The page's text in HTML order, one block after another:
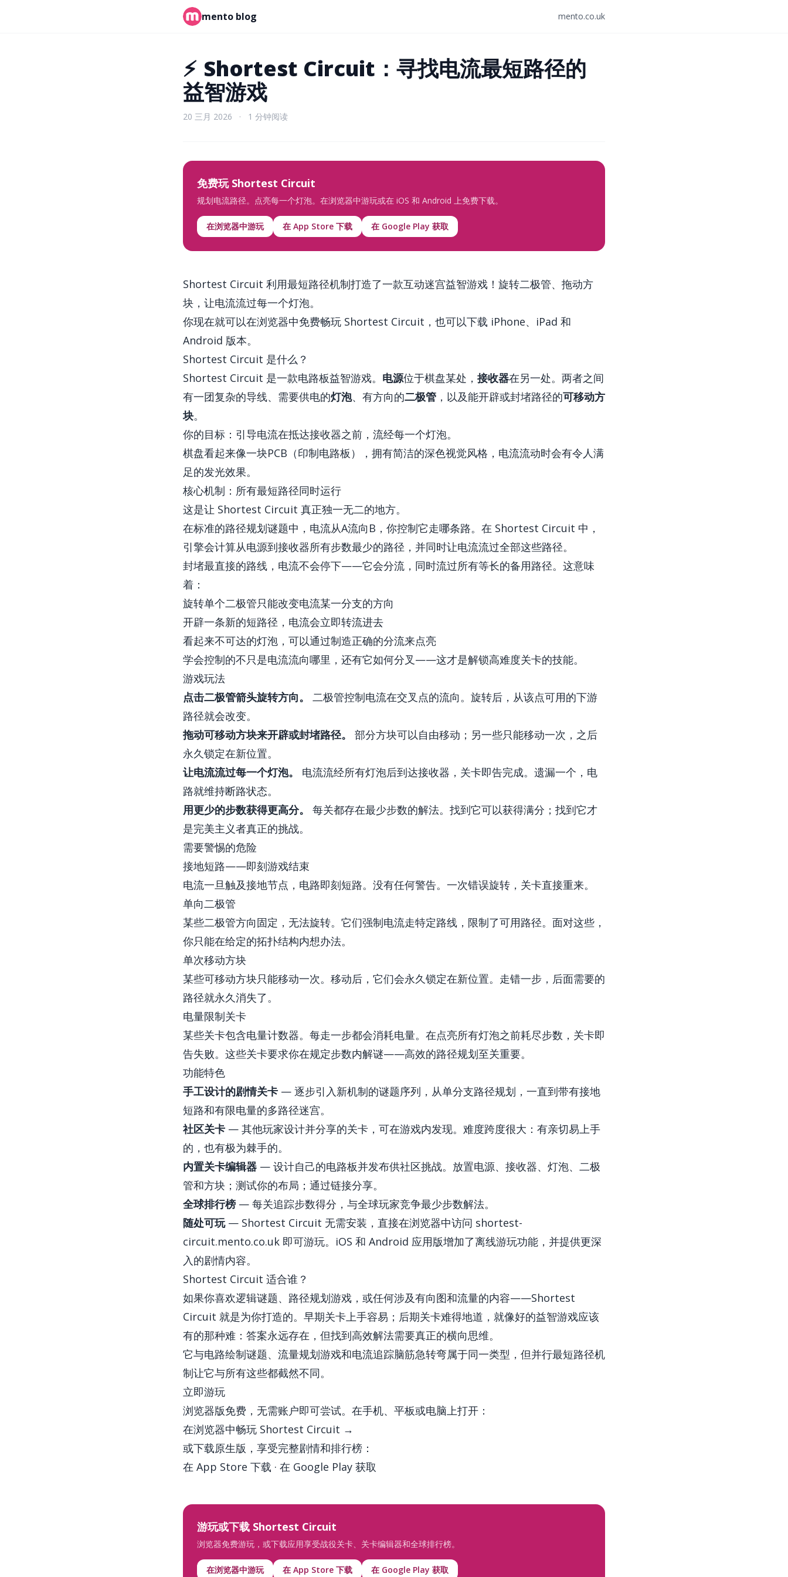
mento blog mento.co.uk
⚡ Shortest Circuit：寻找电流最短路径的
益智游戏
20 三月 2026 · 1 分钟阅读
免费玩 Shortest Circuit
规划电流路径。点亮每一个灯泡。在浏览器中游玩或在 iOS 和 Android 上免费下载。
在浏览器中游玩 在 App Store 下载 在 Google Play 获取
Shortest Circuit 利用最短路径机制打造了一款互动迷宫益智游戏！旋转二极管、拖动方
块，让电流流过每一个灯泡。
你现在就可以在浏览器中免费畅玩 Shortest Circuit ，也可以下载 iPhone、iPad 和
Android 版本。
Shortest Circuit 是什么？
Shortest Circuit 是一款电路板益智游戏。 电源位于棋盘某处， 接收器在另一处。两者之间
有一团复杂的导线、需要供电的灯泡、有方向的二极管 ，以及能开辟或封堵路径的可移动方
块。
你的目标：引导电流在抵达接收器之前，流经每一个灯泡。
棋盘看起来像一块PCB（印制电路板），拥有简洁的深色视觉风格，电流流动时会有令人满
足的发光效果。
核心机制：所有最短路径同时运行
这是让 Shortest Circuit 真正独一无二的地方。
在标准的路径规划谜题中，电流从A流向B，你控制它走哪条路。在 Shortest Circuit 中，
引擎会计算从电源到接收器所有步数最少的路径，并同时让电流流过全部这些路径。
封堵最直接的路线，电流不会停下——它会分流，同时流过所有等长的备用路径。这意味
着：
旋转单个二极管只能改变电流某一分支的方向
开辟一条新的短路径，电流会立即转流进去
看起来不可达的灯泡，可以通过制造正确的分流来点亮
学会控制的不只是电流流向哪里，还有它如何分叉——这才是解锁高难度关卡的技能。
游戏玩法
点击二极管箭头旋转方向。
二极管控制电流在交叉点的流向。旋转后，从该点可用的下游
路径就会改变。
拖动可移动方块来开辟或封堵路径。
部分方块可以自由移动；另一些只能移动一次，之后
永久锁定在新位置。
让电流流过每一个灯泡。
电流流经所有灯泡后到达接收器，关卡即告完成。遗漏一个，电
路就维持断路状态。
用更少的步数获得更高分。
每关都存在最少步数的解法。找到它可以获得满分；找到它才
是完美主义者真正的挑战。
需要警惕的危险
接地短路——即刻游戏结束
电流一旦触及接地节点，电路即刻短路。没有任何警告。一次错误旋转，关卡直接重来。
单向二极管
某些二极管方向固定，无法旋转。它们强制电流走特定路线，限制了可用路径。面对这些，
你只能在给定的拓扑结构内想办法。
单次移动方块
某些可移动方块只能移动一次。移动后，它们会永久锁定在新位置。走错一步，后面需要的
路径就永久消失了。
电量限制关卡
某些关卡包含电量计数器。每走一步都会消耗电量。在点亮所有灯泡之前耗尽步数，关卡即
告失败。这些关卡要求你在规定步数内解谜——高效的路径规划至关重要。
功能特色
手工设计的剧情关卡 — 逐步引入新机制的谜题序列，从单分支路径规划，一直到带有接地
短路和有限电量的多路径迷宫。
社区关卡 — 其他玩家设计并分享的关卡，可在游戏内发现。难度跨度很大：有亲切易上手
的，也有极为棘手的。
内置关卡编辑器 — 设计自己的电路板并发布供社区挑战。放置电源、接收器、灯泡、二极
管和方块；测试你的布局；通过链接分享。
全球排行榜 — 每关追踪步数得分，与全球玩家竞争最少步数解法。
随处可玩— Shortest Circuit 无需安装，直接在浏览器中访问 shortest-
circuit.mento.co.uk 即可游玩。iOS 和 Android 应用版增加了离线游玩功能，并提供更深
入的剧情内容。
Shortest Circuit 适合谁？
如果你喜欢逻辑谜题、路径规划游戏，或任何涉及有向图和流量的内容——Shortest
Circuit 就是为你打造的。早期关卡上手容易；后期关卡难得地道，就像好的益智游戏应该
有的那种难：答案永远存在，但找到高效解法需要真正的横向思维。
它与电路绘制谜题、流量规划游戏和电流追踪脑筋急转弯属于同一类型，但并行最短路径机
制让它与所有这些都截然不同。
立即游玩
浏览器版免费，无需账户即可尝试。在手机、平板或电脑上打开：
在浏览器中畅玩 Shortest Circuit →
或下载原生版，享受完整剧情和排行榜：
在 App Store 下载 · 在 Google Play 获取
游玩或下载 Shortest Circuit
浏览器免费游玩，或下载应用享受战役关卡、关卡编辑器和全球排行榜。
在浏览器中游玩 在 App Store 下载 在 Google Play 获取